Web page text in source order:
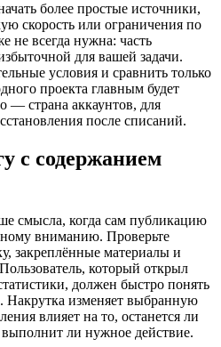
более простые источники,
скорость или ограничения по
не всегда нужна: часть
для вашей задачи.
условия и сравнить только
проекта главным будет
— страна аккаунтов, для
после списаний.
с содержанием
смысла, когда сам публикацию
вниманию. Проверьте
закреплённые материалы и
который открыл
должен быстро понять
Накрутка изменяет выбранную
влияет на то, останется ли
ли нужное действие.